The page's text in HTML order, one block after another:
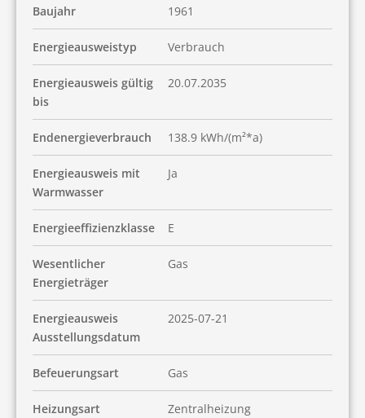
Baujahr 1961
Energieausweistyp Verbrauch
Energieausweis gültig
bis
20.07.2035
Endenergieverbrauch 138.9 kWh/(m²*a)
Energieausweis mit
Warmwasser
Ja
Energieeffizienzklasse E
Wesentlicher
Energieträger
Gas
Energieausweis
Ausstellungsdatum
2025-07-21
Befeuerungsart Gas
Heizungsart Zentralheizung